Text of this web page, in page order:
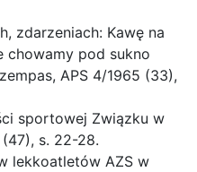
zdarzeniach: Kawę na
chowamy pod sukno
APS 4/1965 (33),
sportowej Związku w
s. 22-28.
lekkoatletów AZS w